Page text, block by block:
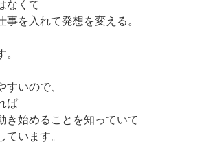
なくて
事を入れて発想を変える。
すいので、
ば
き始めることを知っていて
ています。